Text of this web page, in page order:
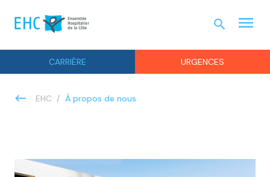
CARRIÈRE URGENCES
search menu
EHC À propos de nous